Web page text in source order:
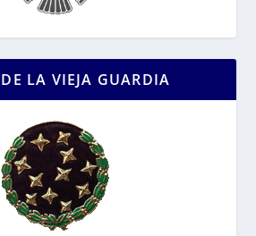
LA VIEJA GUARDIA